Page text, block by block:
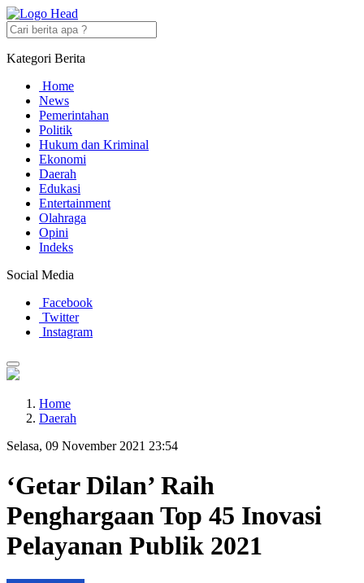
Kategori Berita
Home
News
Pemerintahan
Politik
Hukum dan Kriminal
Ekonomi
Daerah
Edukasi
Entertainment
Olahraga
Opini
Indeks
Social Media
Facebook
Twitter
Instagram
Home
Daerah
Selasa, 09 November 2021 23:54
‘Getar Dilan’ Raih
Penghargaan Top 45 Inovasi
Pelayanan Publik 2021